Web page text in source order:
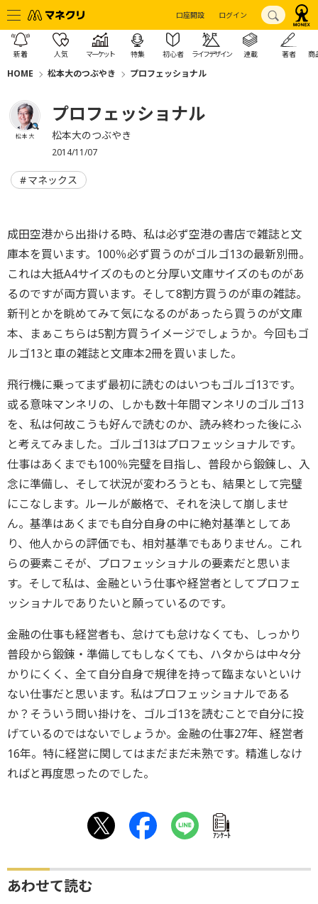
口座開設 ログイン
新着 人気 マーケット 特集 初心者 ライフデザイン 連載 著者 商
HOME 松本大のつぶやき プロフェッショナル
松本 大
プロフェッショナル
松本大のつぶやき
2014/11/07
マネックス
成田空港から出掛ける時、私は必ず空港の書店で雑誌と文
庫本を買います。100％必ず買うのがゴルゴ13の最新別冊。
これは大抵A4サイズのものと分厚い文庫サイズのものがあ
るのですが両方買います。そして8割方買うのが車の雑誌。
新刊とかを眺めてみて気になるのがあったら買うのが文庫
本、まぁこちらは5割方買うイメージでしょうか。今回もゴ
ルゴ13と車の雑誌と文庫本2冊を買いました。
飛行機に乗ってまず最初に読むのはいつもゴルゴ13です。
或る意味マンネリの、しかも数十年間マンネリのゴルゴ13
を、私は何故こうも好んで読むのか、読み終わった後にふ
と考えてみました。ゴルゴ13はプロフェッショナルです。
仕事はあくまでも100％完璧を目指し、普段から鍛錬し、入
念に準備し、そして状況が変わろうとも、結果として完璧
にこなします。ルールが厳格で、それを決して崩しませ
ん。基準はあくまでも自分自身の中に絶対基準としてあ
り、他人からの評価でも、相対基準でもありません。これ
らの要素こそが、プロフェッショナルの要素だと思いま
す。そして私は、金融という仕事や経営者としてプロフェ
ッショナルでありたいと願っているのです。
金融の仕事も経営者も、怠けても怠けなくても、しっかり
普段から鍛錬・準備してもしなくても、ハタからは中々分
かりにくく、全て自分自身で規律を持って臨まないといけ
ない仕事だと思います。私はプロフェッショナルである
か？そういう問い掛けを、ゴルゴ13を読むことで自分に投
げているのではないでしょうか。金融の仕事27年、経営者
16年。特に経営に関してはまだまだ未熟です。精進しなけ
ればと再度思ったのでした。
ｱﾝｹｰﾄ
あわせて読む